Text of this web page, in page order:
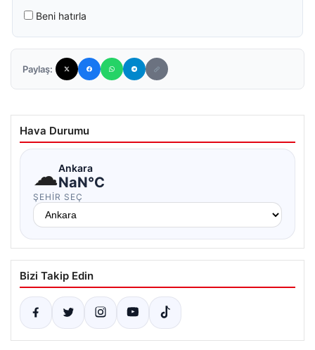
Beni hatırla
Paylaş:
Hava Durumu
☁Ankara
NaN°C
ŞEHIR SEÇ
Bizi Takip Edin